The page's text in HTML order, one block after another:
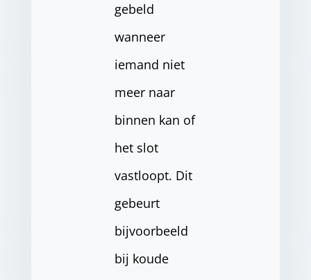
gebeld
wanneer
iemand niet
meer naar
binnen kan of
het slot
vastloopt. Dit
gebeurt
bijvoorbeeld
bij koude